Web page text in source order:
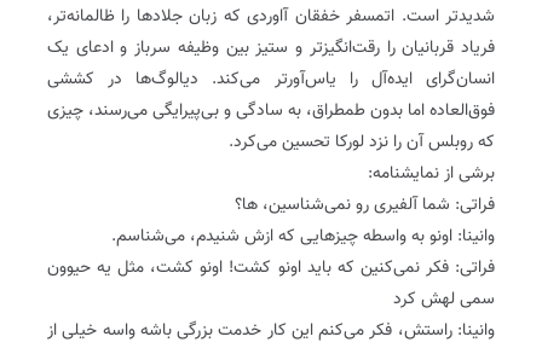
شدیدتر است. اتمسفر خفقان آاوردی که زبان جلادها را ظالمانه‌تر،
فریاد قربانیان را رقت‌انگیزتر و ستیز بین وظیفه سرباز و ادعای یک
انسان‌گرای ایده‌آل را یاس‌آورتر می‌کند. دیالوگ‌ها در کششی
فوق‌العاده اما بدون طمطراق، به سادگی و بی‌پیرایگی می‌رسند، چیزی
که روبلس آن را نزد لورکا تحسین می‌کرد.
برشی از نمایشنامه:
فراتی: شما آلفیری رو نمی‌شناسین، ها؟
وانینا: اونو به واسطه چیزهایی که ازش شنیدم، می‌شناسم.
فراتی: فکر نمی‌کنین که باید اونو کشت! اونو کشت، مثل یه حیوون
سمی لهش کرد
وانینا: راستش، فکر می‌کنم این کار خدمت بزرگی باشه واسه خیلی از